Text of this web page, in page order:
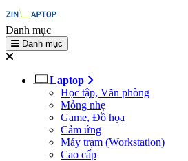
Danh mục
Danh mục
Laptop
Học tập, Văn phòng
Mỏng nhẹ
Game, Đồ họa
Cảm ứng
Máy trạm (Workstation)
Cao cấp